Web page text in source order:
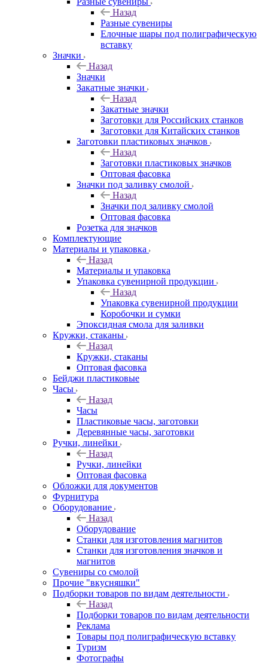
Назад
Разные сувениры
Елочные шары под полиграфическую
вставку
Значки
Назад
Значки
Закатные значки
Назад
Закатные значки
Заготовки для Российских станков
Заготовки для Китайских станков
Заготовки пластиковых значков
Назад
Заготовки пластиковых значков
Оптовая фасовка
Значки под заливку смолой
Назад
Значки под заливку смолой
Оптовая фасовка
Розетка для значков
Комплектующие
Материалы и упаковка
Назад
Материалы и упаковка
Упаковка сувенирной продукции
Назад
Упаковка сувенирной продукции
Коробочки и сумки
Эпоксидная смола для заливки
Кружки, стаканы
Назад
Кружки, стаканы
Оптовая фасовка
Бейджи пластиковые
Часы
Назад
Часы
Пластиковые часы, заготовки
Деревянные часы, заготовки
Ручки, линейки
Назад
Ручки, линейки
Оптовая фасовка
Обложки для документов
Фурнитура
Оборудование
Назад
Оборудование
Станки для изготовления магнитов
Станки для изготовления значков и
магнитов
Сувениры со смолой
Прочие "вкусняшки"
Подборки товаров по видам деятельности
Назад
Подборки товаров по видам деятельности
Реклама
Товары под полиграфическую вставку
Туризм
Фотографы